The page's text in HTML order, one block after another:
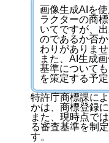
画像生成AIを
ラクターの商
いてですが、
のであるか否
わりがありませ
また、AI生成
基準について
を策定する予
特許庁商標課に
かは、商標登録
また、現時点で
る審査基準を制
す。